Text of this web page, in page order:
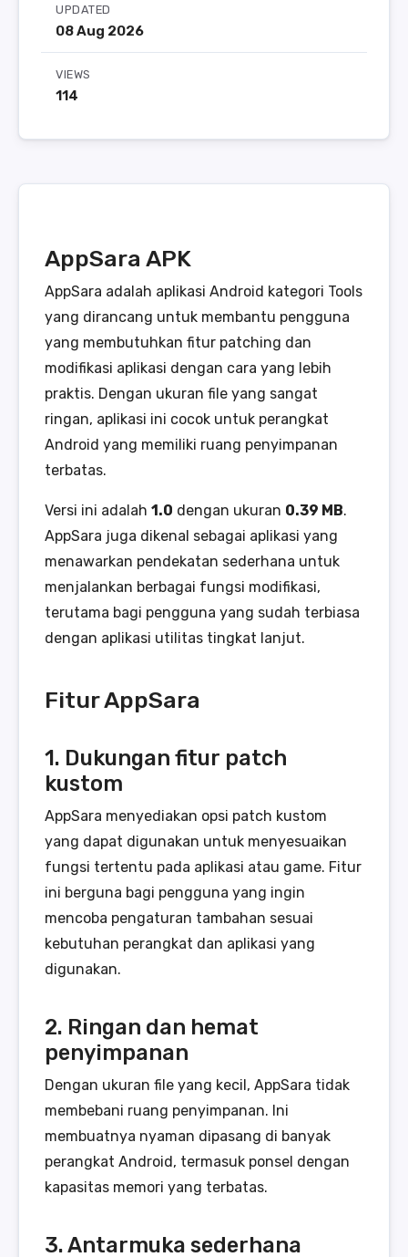
UPDATED
08 Aug 2026
VIEWS
114
AppSara APK
AppSara adalah aplikasi Android kategori Tools
yang dirancang untuk membantu pengguna
yang membutuhkan fitur patching dan
modifikasi aplikasi dengan cara yang lebih
praktis. Dengan ukuran file yang sangat
ringan, aplikasi ini cocok untuk perangkat
Android yang memiliki ruang penyimpanan
terbatas.
Versi ini adalah 1.0 dengan ukuran 0.39 MB.
AppSara juga dikenal sebagai aplikasi yang
menawarkan pendekatan sederhana untuk
menjalankan berbagai fungsi modifikasi,
terutama bagi pengguna yang sudah terbiasa
dengan aplikasi utilitas tingkat lanjut.
Fitur AppSara
1. Dukungan fitur patch
kustom
AppSara menyediakan opsi patch kustom
yang dapat digunakan untuk menyesuaikan
fungsi tertentu pada aplikasi atau game. Fitur
ini berguna bagi pengguna yang ingin
mencoba pengaturan tambahan sesuai
kebutuhan perangkat dan aplikasi yang
digunakan.
2. Ringan dan hemat
penyimpanan
Dengan ukuran file yang kecil, AppSara tidak
membebani ruang penyimpanan. Ini
membuatnya nyaman dipasang di banyak
perangkat Android, termasuk ponsel dengan
kapasitas memori yang terbatas.
3. Antarmuka sederhana